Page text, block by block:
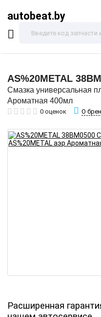
autobeat.by
AS%20METAL
Смазка универсальная
Ароматная 400мл
0 оценок О
Расширенная